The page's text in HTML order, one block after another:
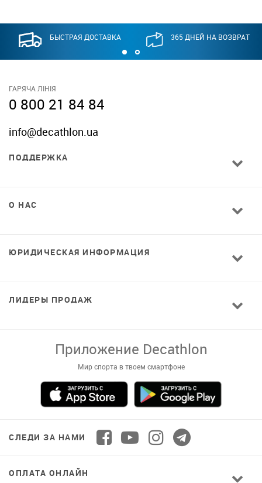
БЫСТРАЯ ДОСТАВКА 365 ДНЕЙ НА ВОЗВРАТ
ГАРЯЧА ЛІНІЯ
0 800 21 84 84
info@decathlon.ua
ПОДДЕРЖКА
О НАС
ЮРИДИЧЕСКАЯ ИНФОРМАЦИЯ
ЛИДЕРЫ ПРОДАЖ
Завантажуй додаток!
Комфортні покупки, ексклюзивні
пропозиції і зручний каталог в твоєму телефоні
СЛЕДИ ЗА НАМИ